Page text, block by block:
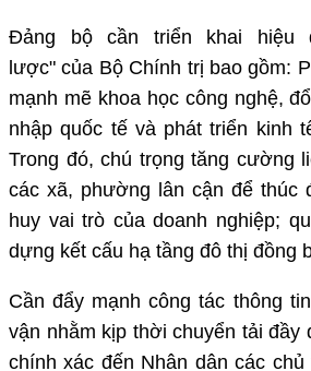
Đảng bộ cần triển khai hiệu
lược" của Bộ Chính trị bao gồm:
mạnh mẽ khoa học công nghệ,
nhập quốc tế và phát triển kinh
Trong đó, chú trọng tăng cường
các xã, phường lân cận để thúc
huy vai trò của doanh nghiệp;
dựng kết cấu hạ tầng đô thị đồng
Cần đẩy mạnh công tác thông
vận nhằm kịp thời chuyển tải đầy
chính xác đến Nhân dân các